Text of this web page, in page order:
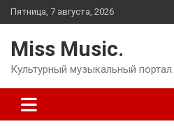
Перейти
к
Пятница, 7 августа, 2026
Miss Music.
Культурный музыкальный портал.